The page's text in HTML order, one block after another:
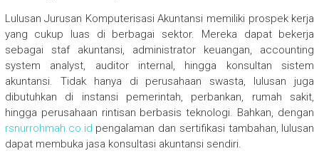
Lulusan Jurusan Komputerisasi Akuntansi memiliki prospek kerja
yang cukup luas di berbagai sektor. Mereka dapat bekerja
sebagai staf akuntansi, administrator keuangan, accounting
system analyst, auditor internal, hingga konsultan sistem
akuntansi. Tidak hanya di perusahaan swasta, lulusan juga
dibutuhkan di instansi pemerintah, perbankan, rumah sakit,
hingga perusahaan rintisan berbasis teknologi. Bahkan, dengan
rsnurrohmah.co.id pengalaman dan sertifikasi tambahan, lulusan
dapat membuka jasa konsultasi akuntansi sendiri.